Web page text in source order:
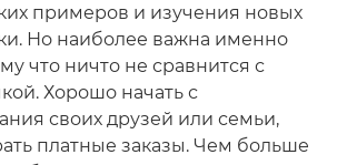
примеров и изучения новых
Но наиболее важна именно
что ничто не сравнится с
Хорошо начать с
своих друзей или семьи,
платные заказы. Чем больше